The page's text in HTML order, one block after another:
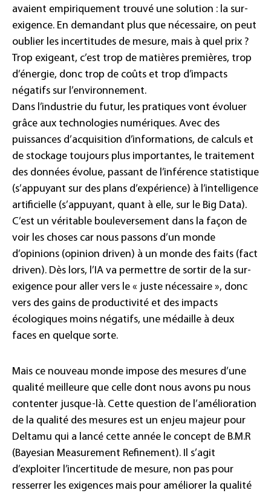
avaient empiriquement trouvé une solution : la sur-
exigence. En demandant plus que nécessaire, on peut
oublier les incertitudes de mesure, mais à quel prix ?
Trop exigeant, c’est trop de matières premières, trop
d’énergie, donc trop de coûts et trop d’impacts
négatifs sur l’environnement.
Dans l’industrie du futur, les pratiques vont évoluer
grâce aux technologies numériques. Avec des
puissances d’acquisition d’informations, de calculs et
de stockage toujours plus importantes, le traitement
des données évolue, passant de l’inférence statistique
(s’appuyant sur des plans d’expérience) à l’intelligence
artificielle (s’appuyant, quant à elle, sur le Big Data).
C’est un véritable bouleversement dans la façon de
voir les choses car nous passons d’un monde
d’opinions (opinion driven) à un monde des faits (fact
driven). Dès lors, l’IA va permettre de sortir de la sur-
exigence pour aller vers le « juste nécessaire », donc
vers des gains de productivité et des impacts
écologiques moins négatifs, une médaille à deux
faces en quelque sorte.
Mais ce nouveau monde impose des mesures d’une
qualité meilleure que celle dont nous avons pu nous
contenter jusque-là. Cette question de l’amélioration
de la qualité des mesures est un enjeu majeur pour
Deltamu qui a lancé cette année le concept de B.M.R
(Bayesian Measurement Refinement). Il s’agit
d’exploiter l’incertitude de mesure, non pas pour
resserrer les exigences mais pour améliorer la qualité